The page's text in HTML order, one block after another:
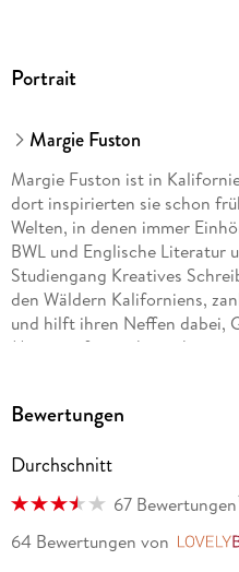
Portrait
Margie Fuston
Margie Fuston ist in
dort inspirierten sie schon
Welten, in denen immer
BWL und Englische Literatur
Studiengang Kreatives
den Wäldern Kaliforniens,
und hilft ihren Neffen dabei,
Meerjungfrauen
Verena Kilchling
arbeitet seit ihrem Abschluss
Englischen und Spanischen.
Jugendbuchbereich hat sie
Bewertungen
Durchschnitt
67 Bewertungen
64 Bewertungen von